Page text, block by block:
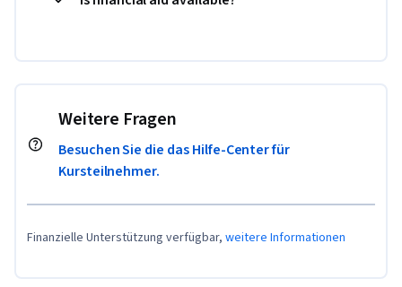
Weitere Fragen
Besuchen Sie die das Hilfe-Center für
Kursteilnehmer.
Finanzielle Unterstützung verfügbar, weitere Informationen